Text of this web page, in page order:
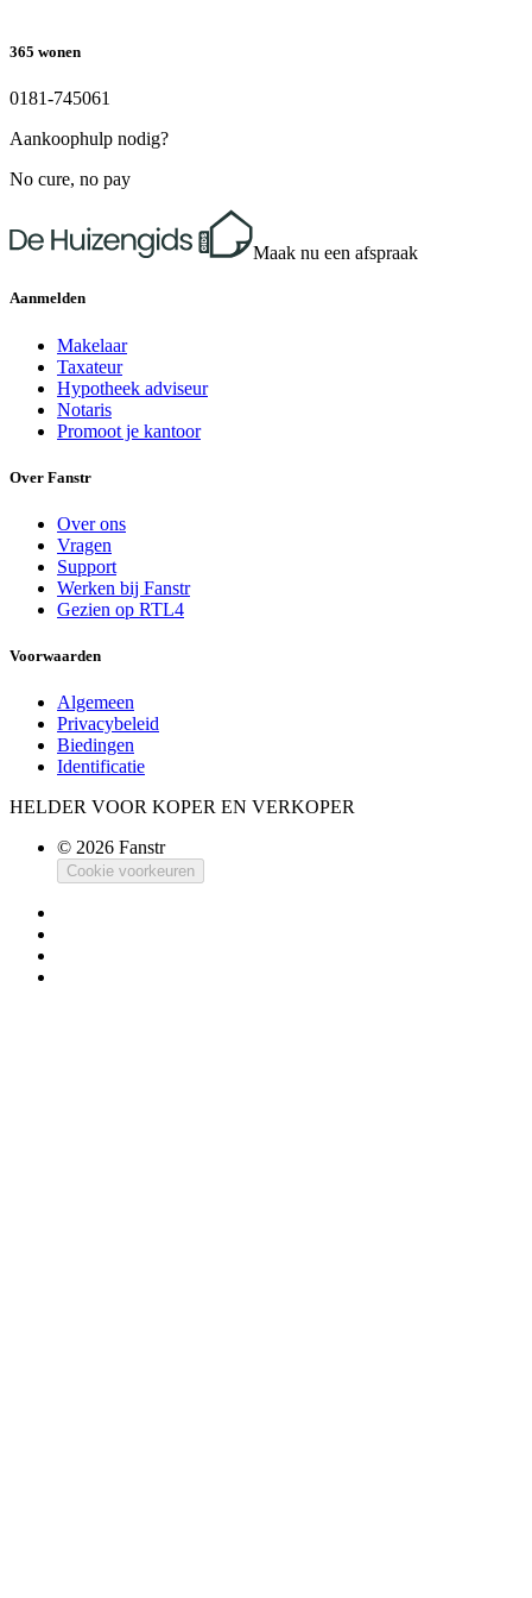
365 wonen
0181-745061
Aankoophulp nodig?
No cure, no pay
Maak nu een afspraak
Aanmelden
Makelaar
Taxateur
Hypotheek adviseur
Notaris
Promoot je kantoor
Over Fanstr
Over ons
Vragen
Support
Werken bij Fanstr
Gezien op RTL4
Voorwaarden
Algemeen
Privacybeleid
Biedingen
Identificatie
HELDER VOOR KOPER EN VERKOPER
© 2026 Fanstr
Cookie voorkeuren